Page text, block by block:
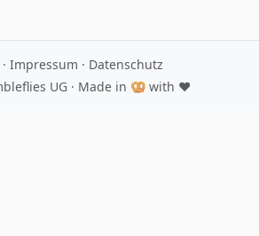
· Impressum · Datenschutz
UG · Made in 🥨 with ♥️